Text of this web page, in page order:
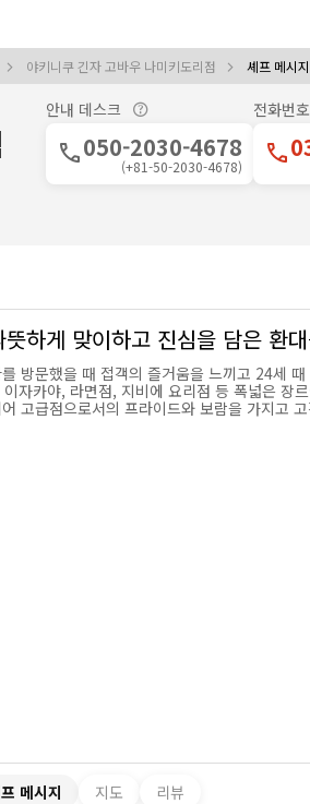
야키니쿠 긴자 고바우 나미키도리점 셰프 메시지
안내 데스크
050-2030-4678
(+81-50-2030-4678)
전화번호
하게 맞이하고 진심을 담은 환
방문했을 때 접객의 즐거움을 느끼고 24세
자카야, 라면점, 지비에 요리점 등 폭넓은 장
고급점으로서의 프라이드와 보람을 가지고
메시지 지도 리뷰